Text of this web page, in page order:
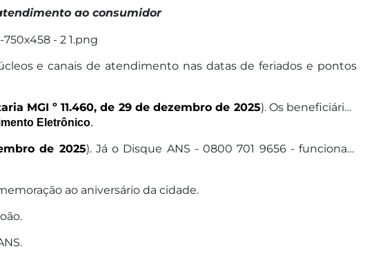
ao consumidor
e canais de atendimento nas datas de feriados e pontos
MGI º 11.460, de 29 de dezembro de 2025). Os beneficiários
Eletrônico.
de 2025). Já o Disque ANS - 0800 701 9656 - funcionará
ao aniversário da cidade.